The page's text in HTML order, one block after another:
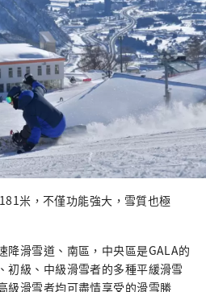
米，不僅功能強大，雪質也極
降滑雪道、南區，中央區是GALA的
初級、中級滑雪者的多種平緩滑雪
級滑雪者均可盡情享受的滑雪勝